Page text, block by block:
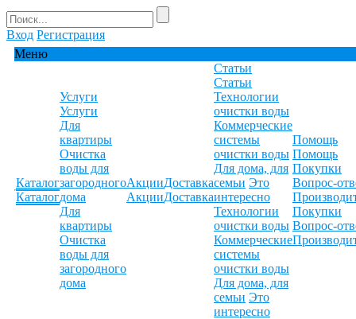
Вход Регистрация
Меню
Каталог
Каталог
Услуги
Услуги
Для
квартиры
Очистка
воды для
загородного
дома
Для
квартиры
Очистка
воды для
загородного
дома
Акции
Акции
Доставка
Доставка
Статьи
Статьи
Технологии
очистки воды
Коммерческие
системы
очистки воды
Для дома, для
семьи Это
интересно
Технологии
очистки воды
Коммерческие
системы
очистки воды
Для дома, для
семьи Это
интересно
Помощь
Помощь
Покупки
Вопрос-
Покупки
Вопрос-